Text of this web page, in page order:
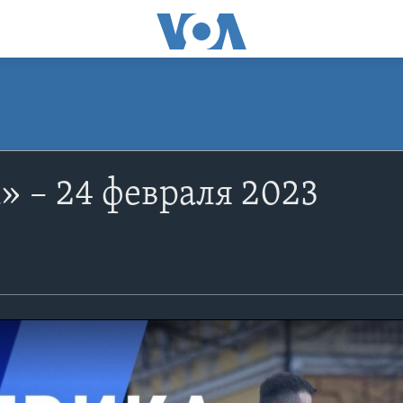
– 24 февраля 2023